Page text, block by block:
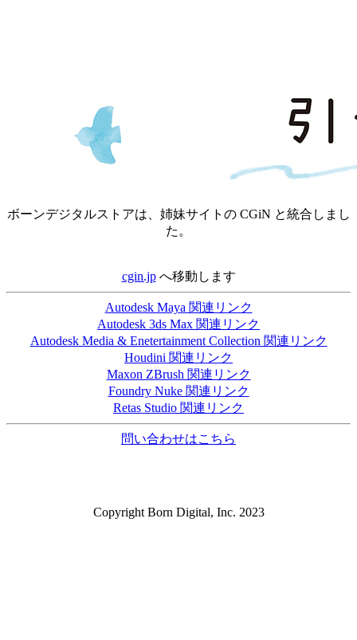
ボーンデジタルストアは、姉妹サイトの CGiN と統合しまし
た。
cgin.jpへ移動します
Autodesk Maya 関連リンク
Autodesk 3ds Max 関連リンク
Autodesk Media & Enetertainment Collection 関連リンク
Houdini 関連リンク
Maxon ZBrush 関連リンク
Foundry Nuke 関連リンク
Retas Studio 関連リンク
問い合わせはこちら
Copyright Born Digital, Inc. 2023